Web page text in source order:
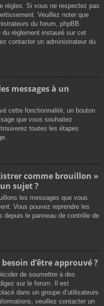
règles. Si vous ne respectez pas
Veuillez noter que
du forum, phpBB
du règlement instauré sur cet
contacter un administrateur du
messages à un
cette fonctionnalité, un bouton
que vous souhaitez
toutes les étapes
comme brouillon »
sujet ?
les messages que vous
Vous pouvez reprendre les
depuis le panneau de contrôle de
d’être approuvé ?
de soumettre à des
sur le forum. Il est
dans un groupe d’utilisateurs
veuillez contacter un